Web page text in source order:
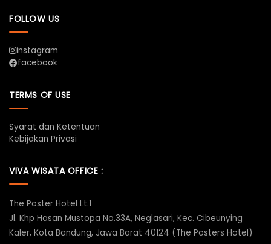
FOLLOW US
instagram
facebook
TERMS OF USE
Syarat dan Ketentuan
Kebijakan Privasi
VIVA WISATA OFFICE :
The Poster Hotel Lt.1
Jl. Khp Hasan Mustopa No.33A, Neglasari, Kec. Cibeunying
Kaler, Kota Bandung, Jawa Barat 40124 (The Posters Hotel)